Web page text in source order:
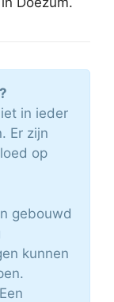
in ieder
Er zijn
op
gebouwd
kunnen